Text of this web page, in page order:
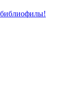
библиофилы!